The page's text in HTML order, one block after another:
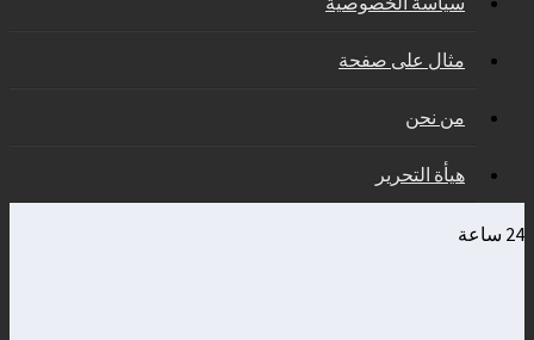
مثال على صفحة
من نحن
هيأة التحرير
24 ساعة